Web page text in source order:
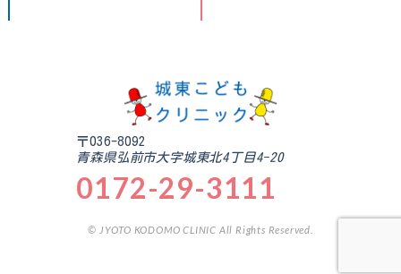
〒036-8092
青森県弘前市大字城東北4丁目4-20
0172-29-3111
© JYOTO KODOMO CLINIC All Rights Reserved.